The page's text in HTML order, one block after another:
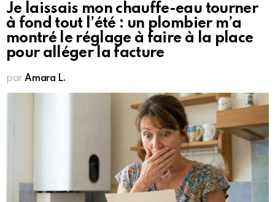
Je laissais mon chauffe-eau tourner
à fond tout l’été : un plombier m’a
montré le réglage à faire à la place
pour alléger la facture
par Amara L.